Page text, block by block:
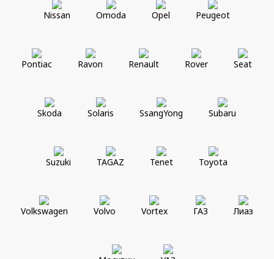
Nissan Omoda Opel Peugeot
Pontiac Ravon Renault Rover Seat
Skoda Solaris SsangYong Subaru
Suzuki TAGAZ Tenet Toyota
Volkswagen Volvo Vortex ГАЗ Лиаз